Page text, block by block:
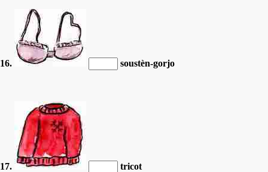
16. soustèn-gorjo
17. tricot